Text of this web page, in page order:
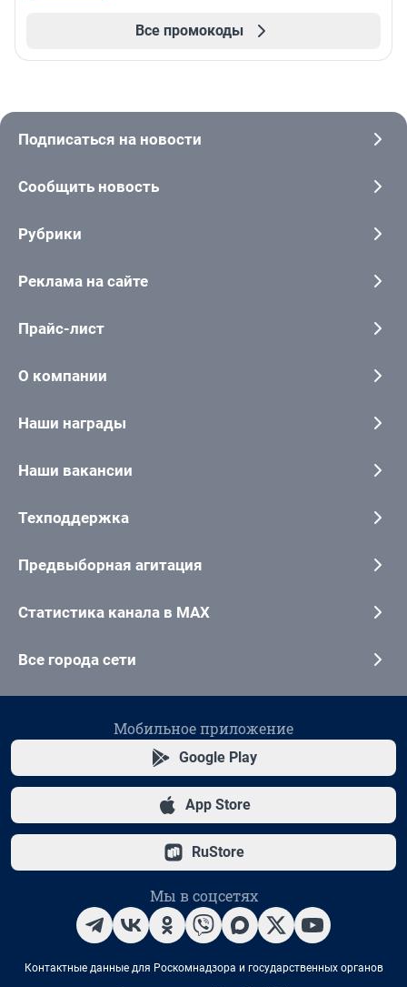
Все промокоды
Подписаться на новости
Сообщить новость
Рубрики
Реклама на сайте
Прайс-лист
О компании
Наши награды
Наши вакансии
Техподдержка
Предвыборная агитация
Статистика канала в MAX
Все города сети
Мобильное приложение
Google Play
App Store
RuStore
Мы в соцсетях
Контактные данные для Роскомнадзора и государственных органов